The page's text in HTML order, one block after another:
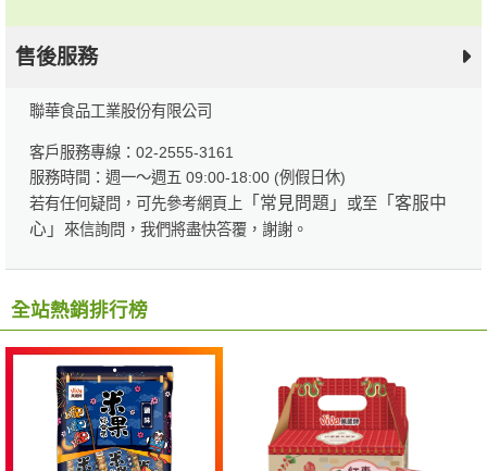
售後服務
聯華食品工業股份有限公司
客戶服務專線：02-2555-3161
服務時間：週一～週五 09:00-18:00 (例假日休)
若有任何疑問，可先參考網頁上 「常見問題」 或至「客服中
心」
來信詢問，我們將盡快答覆，謝謝。
全站熱銷排行榜